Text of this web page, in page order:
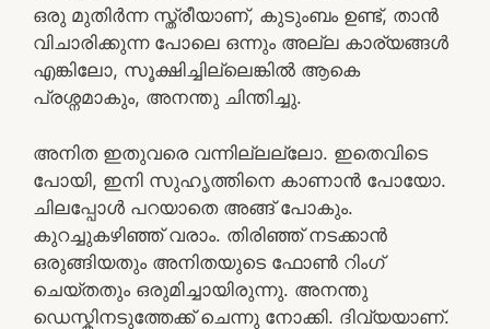
ഒരു മുതിർന്ന സ്ത്രീയാണ്, കുടുംബം ഉണ്ട്, താൻ
വിചാരിക്കുന്ന പോലെ ഒന്നും അല്ല കാര്യങ്ങൾ
എങ്കിലോ, സൂക്ഷിച്ചില്ലെങ്കിൽ ആകെ
പ്രശ്നമാകും, അനന്തു ചിന്തിച്ചു.
അനിത ഇതുവരെ വന്നില്ലല്ലോ. ഇതെവിടെ
പോയി, ഇനി സുഹൃത്തിനെ കാണാൻ പോയോ.
ചിലപ്പോൾ പറയാതെ അങ്ങ് പോകും.
കുറച്ചുകഴിഞ്ഞ് വരാം. തിരിഞ്ഞ് നടക്കാൻ
ഒരുങ്ങിയതും അനിതയുടെ ഫോൺ റിംഗ്
ചെയ്തതും ഒരുമിച്ചായിരുന്നു. അനന്തു
ഡെസ്കിനടുത്തേക്ക് ചെന്നു നോക്കി. ദിവ്യയാണ്.